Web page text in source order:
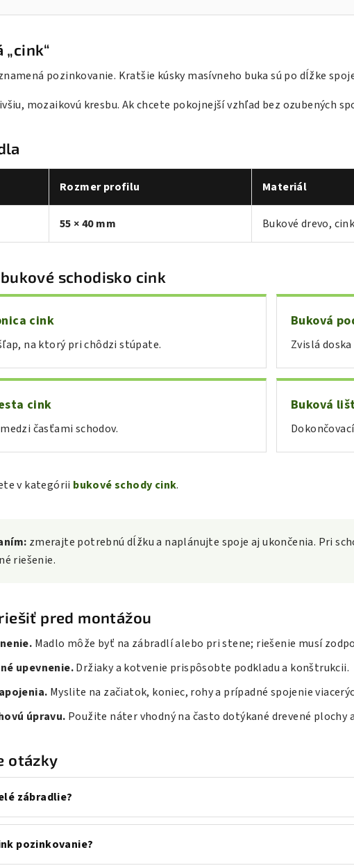
„cink“
pozinkovanie. Kratšie kúsky masívneho buka sú po dĺžke
mozaikovú kresbu. Ak chcete pokojnejší vzhľad bez ozubených
Rozmer profilu Materiál
55 × 40 mm Bukové drevo,
schodisko cink
cink
na ktorý pri chôdzi stúpate.
Buková
Zvislá
cink
časťami schodov.
Buková
v kategórii bukové schody cink.
zmerajte potrebnú dĺžku a naplánujte spoje aj ukončenia. Pri
riešenie.
pred montážou
Madlo môže byť na zábradlí alebo pri stene; riešenie musí
upevnenie.Držiaky a kotvenie prispôsobte podkladu a konštrukcii.
Myslite na začiatok, koniec, rohy a prípadné spojenie
úpravu. Použite náter vhodný na často dotýkané drevené plochy
otázky
zábradlie?
pozinkovanie?